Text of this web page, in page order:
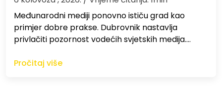
Međunarodni mediji ponovno ističu grad kao
primjer dobre prakse. Dubrovnik nastavlja
privlačiti pozornost vodećih svjetskih medija.…
Pročitaj više